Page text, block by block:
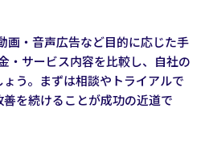
画・音声広告など目的に応じた手
・サービス内容を比較し、自社の
う。まずは相談やトライアルで
を続けることが成功の近道で